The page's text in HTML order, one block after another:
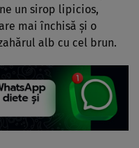
un sirop lipicios,
mai închisă şi o
alb cu cel brun.